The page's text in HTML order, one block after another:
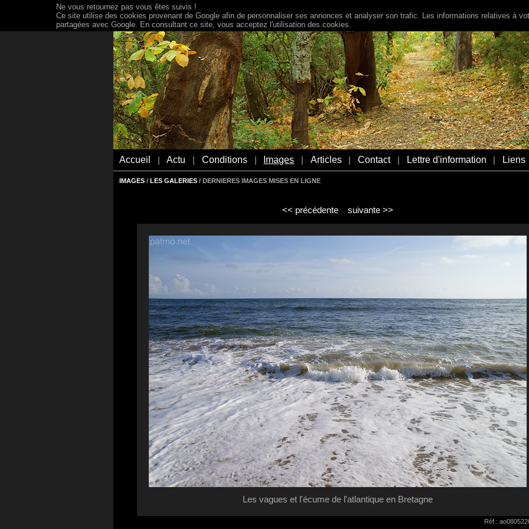
Accueil Actu Conditions Images Articles Contact Lettre d'information Liens
IMAGES / LES GALERIES / DERNIERES IMAGES MISES EN LIGNE
<< précédente suivante >>
Les vagues et l'écume de l'atlantique en Bretagne
Réf :
Ne vous retournez pas vous êtes suivis !
Ce site utilise des cookies provenant de Google afin de personnaliser ses annonces et analyser son trafic. Les informations relatives à
partagées avec Google. En consultant ce site, vous acceptez l'utilisation des cookies.